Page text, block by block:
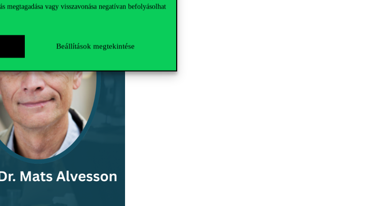
megtagadása vagy visszavonása negatívan befolyásolhat
Beállítások megtekintése